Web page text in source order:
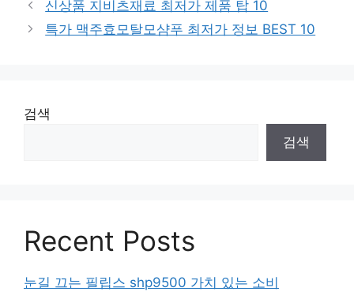
신상품 지비츠재료 최저가 제품 탑 10
특가 맥주효모탈모샴푸 최저가 정보 BEST 10
검색
검색
Recent Posts
눈길 끄는 필립스 shp9500 가치 있는 소비